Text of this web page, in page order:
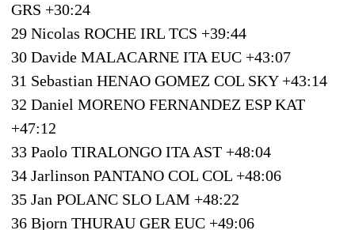
GRS +30:24
29 Nicolas ROCHE IRL TCS +39:44
30 Davide MALACARNE ITA EUC +43:07
31 Sebastian HENAO GOMEZ COL SKY +43:14
32 Daniel MORENO FERNANDEZ ESP KAT
+47:12
33 Paolo TIRALONGO ITA AST +48:04
34 Jarlinson PANTANO COL COL +48:06
35 Jan POLANC SLO LAM +48:22
36 Bjorn THURAU GER EUC +49:06